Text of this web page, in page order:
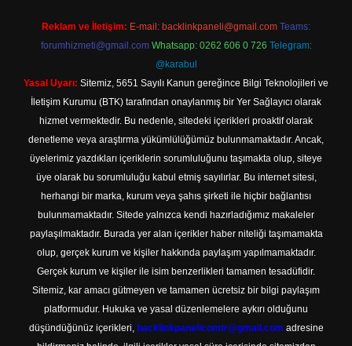
Reklam ve İletişim: E-mail: backlinkpaneli@gmail.com Teams:
forumhizmeti@gmail.com Whatsapp: 0262 606 0 726 Telegram:
@karabul
Yasal Uyarı: Sitemiz, 5651 Sayılı Kanun gereğince Bilgi Teknolojileri ve
İletişim Kurumu (BTK) tarafından onaylanmış bir Yer Sağlayıcı olarak
hizmet vermektedir. Bu nedenle, sitedeki içerikleri proaktif olarak
denetleme veya araştırma yükümlülüğümüz bulunmamaktadır. Ancak,
üyelerimiz yazdıkları içeriklerin sorumluluğunu taşımakta olup, siteye
üye olarak bu sorumluluğu kabul etmiş sayılırlar. Bu internet sitesi,
herhangi bir marka, kurum veya şahıs şirketi ile hiçbir bağlantısı
bulunmamaktadır. Sitede yalnızca kendi hazırladığımız makaleler
paylaşılmaktadır. Burada yer alan içerikler haber niteliği taşımamakta
olup, gerçek kurum ve kişiler hakkında paylaşım yapılmamaktadır.
Gerçek kurum ve kişiler ile isim benzerlikleri tamamen tesadüfidir.
Sitemiz, kar amacı gütmeyen ve tamamen ücretsiz bir bilgi paylaşım
platformudur. Hukuka ve yasal düzenlemelere aykırı olduğunu
düşündüğünüz içerikleri, backlinkpanelicomtr@gmail.com adresine